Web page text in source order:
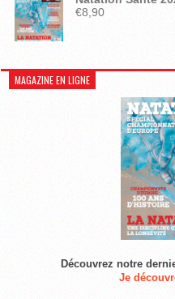
€8,90
MAGAZINE EN LIGNE
Découvrez notre
Je